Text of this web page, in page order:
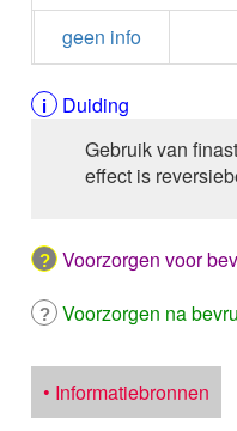
geen info
Duiding
Gebruik van
effect is
Voorzorgen voor
Voorzorgen na
• Informatiebronnen